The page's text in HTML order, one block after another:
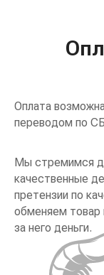
Оплата
переводом по
Мы стремимся
качественные
претензии по
обменяем товар
за него деньги.